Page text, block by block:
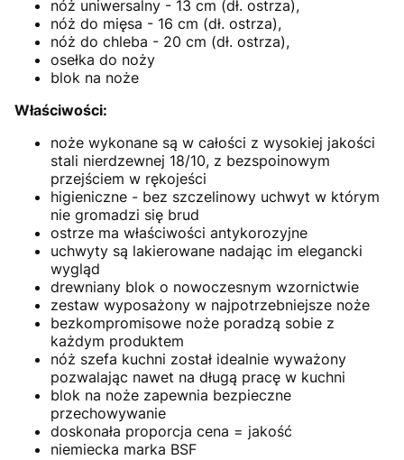
nóż uniwersalny - 13 cm (dł. ostrza),
nóż do mięsa - 16 cm (dł. ostrza),
nóż do chleba - 20 cm (dł. ostrza),
osełka do noży
blok na noże
Właściwości:
noże wykonane są w całości z wysokiej jakości
stali nierdzewnej 18/10, z bezspoinowym
przejściem w rękojeści
higieniczne - bez szczelinowy uchwyt w którym
nie gromadzi się brud
ostrze ma właściwości antykorozyjne
uchwyty są lakierowane nadając im elegancki
wygląd
drewniany blok o nowoczesnym wzornictwie
zestaw wyposażony w najpotrzebniejsze noże
bezkompromisowe noże poradzą sobie z
każdym produktem
nóż szefa kuchni został idealnie wyważony
pozwalając nawet na długą pracę w kuchni
blok na noże zapewnia bezpieczne
przechowywanie
doskonała proporcja cena = jakość
niemiecka marka BSF